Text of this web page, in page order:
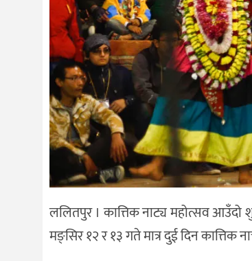
ललितपुर । कात्तिक नाट्य महोत्सव आउँदो
मङ्सिर १२ र १३ गते मात्र दुई दिन कात्तिक